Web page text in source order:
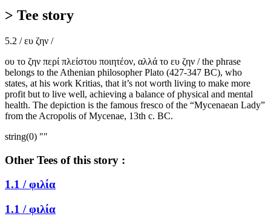
> Tee story
5.2 / ευ ζην /
ου το ζην περί πλείστου ποιητέον, αλλά το ευ ζην / the phrase
belongs to the Athenian philosopher Plato (427-347 BC), who
states, at his work Kritias, that it’s not worth living to make more
profit but to live well, achieving a balance of physical and mental
health. The depiction is the famous fresco of the “Mycenaean Lady”
from the Acropolis of Mycenae, 13th c. BC.
string(0) ""
Other Tees of this story :
1.1 /φιλία
1.1 /φιλία